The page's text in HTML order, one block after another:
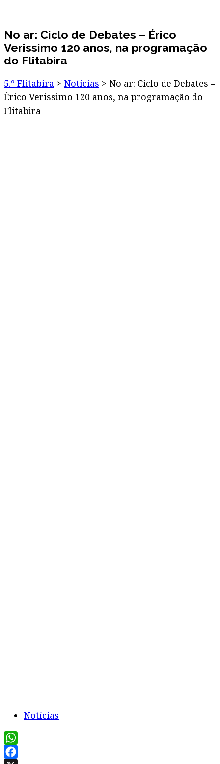
No ar: Ciclo de Debates – Érico
Verissimo 120 anos, na programação
do Flitabira
5.º Flitabira > Notícias > No ar: Ciclo de Debates –
Érico Verissimo 120 anos, na programação do
Flitabira
Notícias